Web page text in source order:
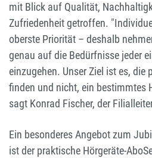
mit Blick auf Qualität,
Zufriedenheit getroffen.
oberste Priorität – deshalb
genau auf die Bedürfnisse jeder
einzugehen. Unser Ziel ist es, die
finden und nicht, ein bestimmtes
sagt Konrad Fischer, der
Ein besonderes Angebotzum
ist der praktische Hörgeräte-